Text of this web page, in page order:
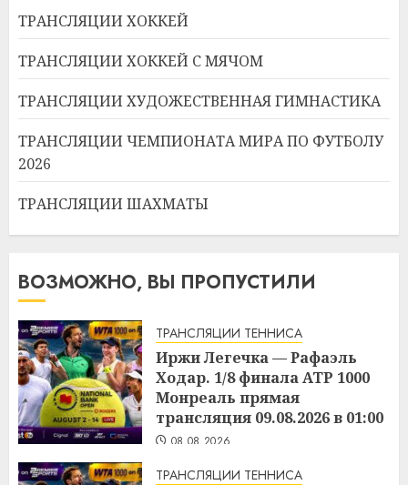
ТРАНСЛЯЦИИ ХОККЕЙ
ТРАНСЛЯЦИИ ХОККЕЙ С МЯЧОМ
ТРАНСЛЯЦИИ ХУДОЖЕСТВЕННАЯ ГИМНАСТИКА
ТРАНСЛЯЦИИ ЧЕМПИОНАТА МИРА ПО ФУТБОЛУ
2026
ТРАНСЛЯЦИИ ШАХМАТЫ
ВОЗМОЖНО, ВЫ ПРОПУСТИЛИ
ТРАНСЛЯЦИИ ТЕННИСА
Иржи Легечка — Рафаэль
Ходар. 1/8 финала ATP 1000
Монреаль прямая
трансляция 09.08.2026 в 01:00
08.08.2026
ТРАНСЛЯЦИИ ТЕННИСА